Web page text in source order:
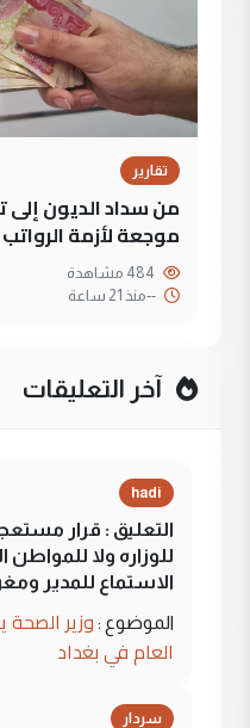
تقارير
من سداد الديون إلى
موجعة لأزمة
--منذ 21 ساعة
آخر التعليقات
hadi
التعليق : قرار
للوزاره ولا للمواطن
الاستماع للمدير
الموضوع : وزير
العام في بغداد
سردار